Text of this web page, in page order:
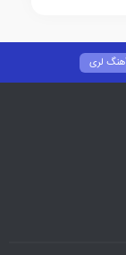
لری
متن آهنگ ترکی